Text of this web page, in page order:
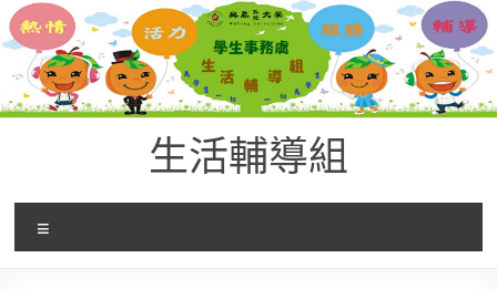
生活輔導組